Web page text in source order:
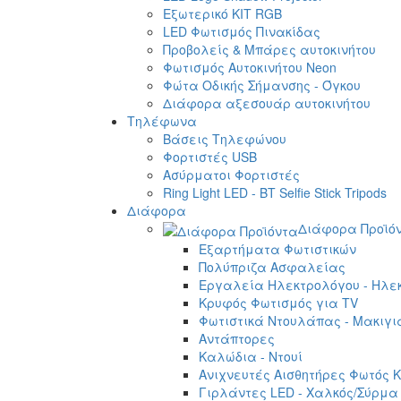
Εξωτερικό ΚΙΤ RGB
LED Φωτισμός Πινακίδας
Προβολείς & Μπάρες αυτοκινήτου
Φωτισμός Αυτοκινήτου Neon
Φώτα Οδικής Σήμανσης - Όγκου
Διάφορα αξεσουάρ αυτοκινήτου
Τηλέφωνα
Βάσεις Τηλεφώνου
Φορτιστές USB
Ασύρματοι Φορτιστές
Ring Light LED - BT Selfie Stick Tripods
Διάφορα
Διάφορα
Εξαρτήματα Φωτιστικών
Πολύπριζα Ασφαλείας
Εργαλεία Ηλεκτρολόγου -
Κρυφός Φωτισμός για TV
Φωτιστικά Ντουλάπας -
Αντάπτορες
Καλώδια - Ντουί
Ανιχνευτές Αισθητήρες Φωτός
Γιρλάντες LED - Χαλκός/Σύρμα